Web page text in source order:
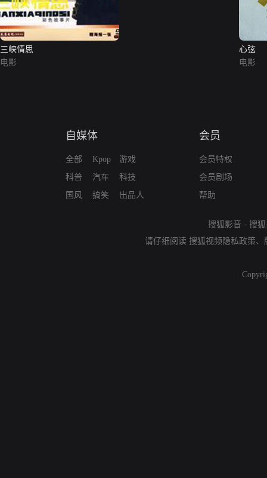
三峡情思
电影
心弦
电影
自媒体
全部
科普
国风
Kpop
汽车
搞笑
游戏
科技
出品人
会员
会员特权
会员剧场
帮助
搜狐影音 - 搜
请仔细阅读 搜狐视频隐私政策、